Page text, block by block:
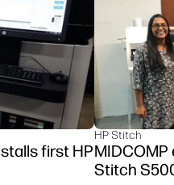
first HP
HP Stitch
MIDCOMP
Stitch